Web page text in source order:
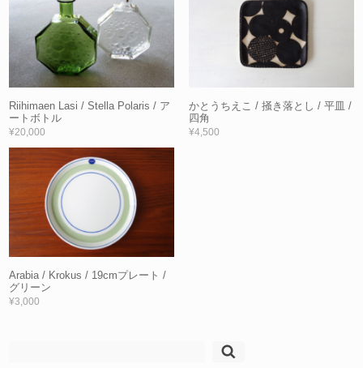
Riihimaen Lasi / Stella Polaris / ア
ートボトル
¥20,000
かとうちえこ / 掻き落とし / 平皿 /
四角
¥4,500
Arabia / Krokus / 19cmプレート /
グリーン
¥3,000